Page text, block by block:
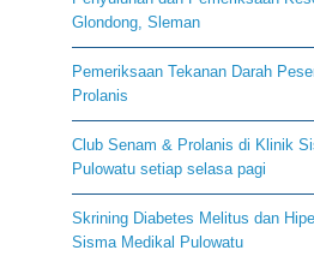
Glondong, Sleman
Pemeriksaan Tekanan Darah
Prolanis
Club Senam & Prolanis di Klinik
Pulowatu setiap selasa pagi
Skrining Diabetes Melitus dan
Sisma Medikal Pulowatu